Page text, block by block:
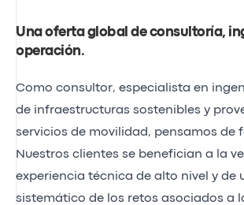
Una oferta global de consultoría,
operación.
Como consultor, especialista en
de infraestructuras sostenibles y
servicios de movilidad, pensamos de
Nuestros clientes se benefician a la
experiencia técnica de alto nivel y de
sistemático de los retos asociados a